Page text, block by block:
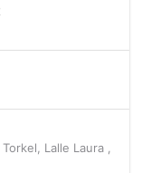
Torkel Lalle Laura